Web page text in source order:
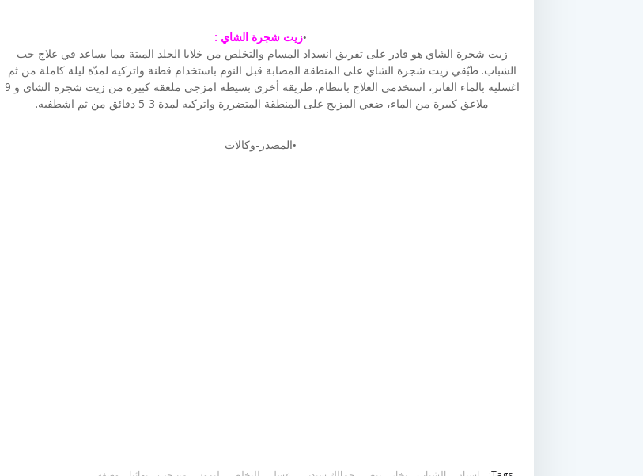
زيت شجرة الشاي :
زيت شجرة الشاي هو قادر على تفريق انسداد المسام والتخلص من خلايا الجلد الميتة مما يساعد في علاج حب
الشباب. طبّقي زيت شجرة الشاي على المنطقة المصابة قبل النوم باستخدام قطنة واتركيه لمدّة ليلة كاملة من ثم
اغسليه بالماء الفاتر، استخدمي العلاج بانتظام. طريقة أخرى بسيطة امزجي ملعقة كبيرة من زيت شجرة الشاي و 9
ملاعق كبيرة من الماء، ضعي المزيج على المنطقة المتضررة واتركيه لمدة 3-5 دقائق من ثم اشطفيه.
المصدر-وكالات